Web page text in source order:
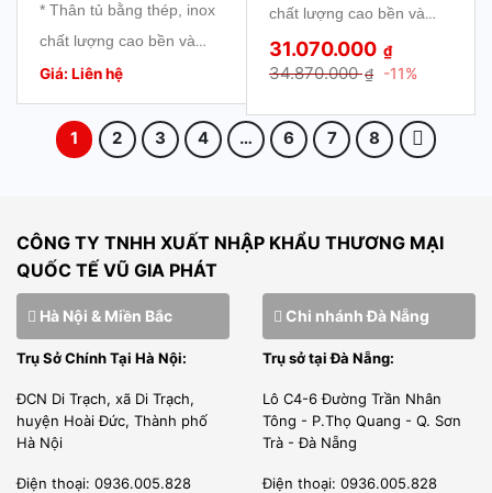
thuận tiện làm vệ sinh.
* Toàn bộ hệ thống được
điều khiển và kiểm soát
động.
thuận tiện làm vệ sinh.
* Toàn bộ hệ thống được
điều khiển và kiểm soát
bằng vi điều khiển tự
động.
* Thân tủ bằng thép, inox
chất lượng cao bền và
đẹp.
* Giàn lạnh bằng đồng
làm lạnh nhanh tuổi thọ
nhiệt độ đồng nhất.
* Cửa rời có thể tháo ra
thuận tiện làm vệ sinh.
* Toàn bộ hệ thống được
điều khiển và kiểm soát
bằng vi điều khiển tự
động.
Giá: Liên hệ
chất lượng cao bền và
đẹp.
* Giàn lạnh bằng đồng
cao.
* Cửa rời có thể tháo ra
bằng vi điều khiển tự
động.
31.070.000 ₫
34.870.000₫ -11%
1 2 3 4 … 6 7 8
CÔNG TY TNHH XUẤT NHẬP KHẨU THƯƠNG MẠI
QUỐC TẾ VŨ GIA PHÁT
Hà Nội & Miền Bắc
Trụ Sở Chính Tại Hà Nội:
ĐCN Di Trạch, xã Di Trạch,
huyện Hoài Đức, Thành phố
Hà Nội
Điện thoại: 0936.005.828
Chi nhánh Đà Nẵng
Trụ sở tại Đà Nẵng:
Lô C4-6 Đường Trần Nhân
Tông - P.Thọ Quang - Q. Sơn
Trà - Đà Nẵng
Điện thoại: 0936.005.828